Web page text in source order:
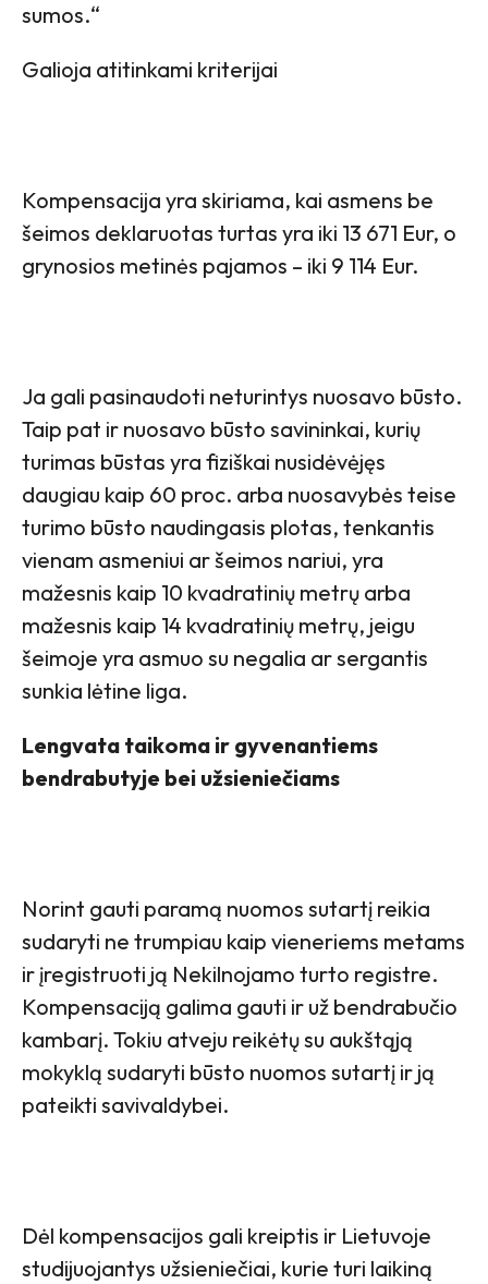
sumos.“
Galioja atitinkami kriterijai
Kompensacija yra skiriama, kai asmens be
šeimos deklaruotas turtas yra iki 13 671 Eur, o
grynosios metinės pajamos – iki 9 114 Eur.
Ja gali pasinaudoti neturintys nuosavo būsto.
Taip pat ir nuosavo būsto savininkai, kurių
turimas būstas yra fiziškai nusidėvėjęs
daugiau kaip 60 proc. arba nuosavybės teise
turimo būsto naudingasis plotas, tenkantis
vienam asmeniui ar šeimos nariui, yra
mažesnis kaip 10 kvadratinių metrų arba
mažesnis kaip 14 kvadratinių metrų, jeigu
šeimoje yra asmuo su negalia ar sergantis
sunkia lėtine liga.
Lengvata taikoma ir gyvenantiems
bendrabutyje bei užsieniečiams
Norint gauti paramą nuomos sutartį reikia
sudaryti ne trumpiau kaip vieneriems metams
ir įregistruoti ją Nekilnojamo turto registre.
Kompensaciją galima gauti ir už bendrabučio
kambarį. Tokiu atveju reikėtų su aukštąją
mokyklą sudaryti būsto nuomos sutartį ir ją
pateikti savivaldybei.
Dėl kompensacijos gali kreiptis ir Lietuvoje
studijuojantys užsieniečiai, kurie turi laikiną